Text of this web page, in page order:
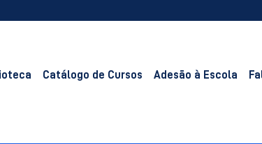
Catálogo de Cursos Adesão à Escola